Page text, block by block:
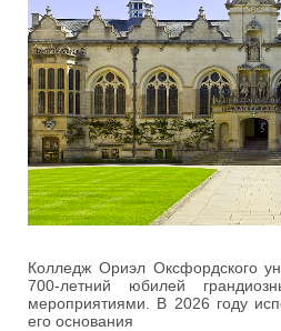
Колледж Ориэл Оксфордского
700-летний юбилей
мероприятиями. В 2026 году
его основания